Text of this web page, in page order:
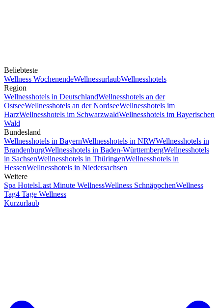
Beliebteste
Wellness WochenendeWellnessurlaubWellnesshotels
Region
Wellnesshotels in DeutschlandWellnesshotels an der
OstseeWellnesshotels an der NordseeWellnesshotels im
HarzWellnesshotels im SchwarzwaldWellnesshotels im Bayerischen
Wald
Bundesland
Wellnesshotels in BayernWellnesshotels in NRWWellnesshotels in
BrandenburgWellnesshotels in Baden-WürttembergWellnesshotels
in SachsenWellnesshotels in ThüringenWellnesshotels in
HessenWellnesshotels in Niedersachsen
Weitere
Spa HotelsLast Minute WellnessWellness SchnäppchenWellness
Tag4 Tage Wellness
Kurzurlaub